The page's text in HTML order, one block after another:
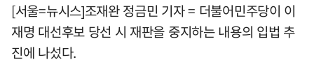
[서울=뉴시스]조재완 정금민 기자 = 더불어민주당이 이
재명 대선후보 당선 시 재판을 중지하는 내용의 입법 추
진에 나섰다.